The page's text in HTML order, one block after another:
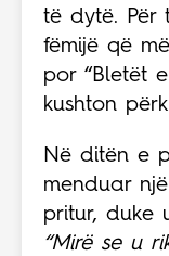
të dytë. Për
fëmijë që
por “Bletët
kushton
Në ditën e
menduar
pritur, duke
“Mirë se u